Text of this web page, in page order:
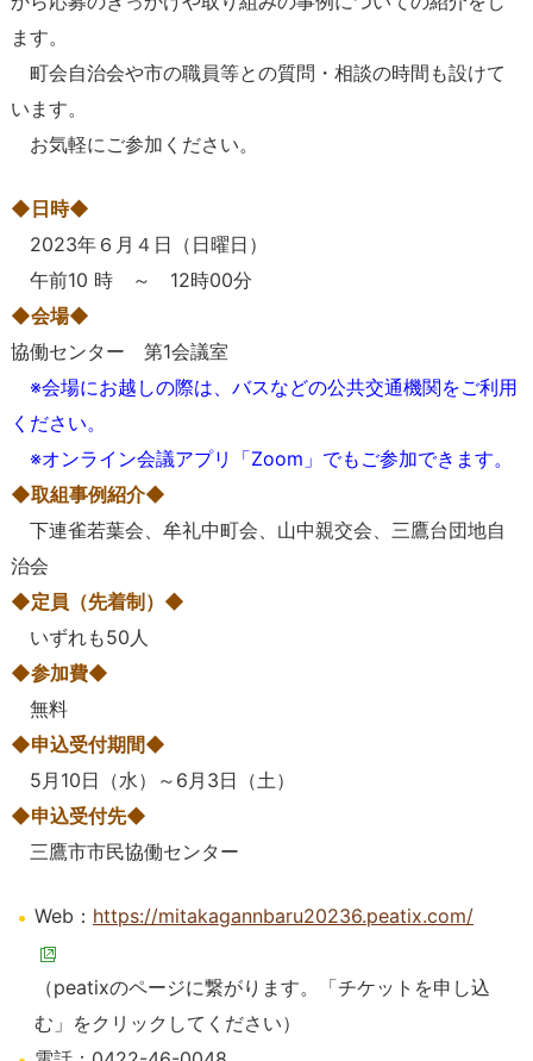
ます。
町会自治会や市の職員等との質問・相談の時間も設けて
います。
お気軽にご参加ください。
◆日時◆
2023年６月４日（日曜日）
午前10 時 ～ 12時00分
◆会場◆
協働センター 第1会議室
※会場にお越しの際は、バスなどの公共交通機関をご利用
ください。
※オンライン会議アプリ「Zoom」でもご参加できます。
◆取組事例紹介◆
下連雀若葉会、牟礼中町会、山中親交会、三鷹台団地自
治会
◆定員（先着制）◆
いずれも50人
◆参加費◆
無料
◆申込受付期間◆
5月10日（水）～6月3日（土）
◆申込受付先◆
三鷹市市民協働センター
Web： https://mitakagannbaru20236.peatix.com/
（peatixのページに繋がります。「チケットを申し込
む」をクリックしてください）